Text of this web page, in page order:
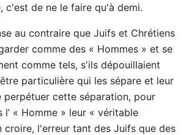
c'est de ne le faire qu'à demi.
au contraire que Juifs et Chrétiens
comme des « Hommes » et se
comme tels, s'ils dépouillaient
particulière qui les sépare et leur
cette séparation, pour
l’ « Homme » leur « véritable
croire, l'erreur tant des Juifs que des